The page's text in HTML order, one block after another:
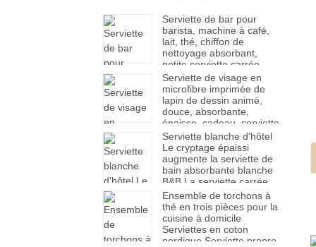
Serviette de bar pour
barista, machine à café,
lait, thé, chiffon de
nettoyage absorbant,
petite serviette carrée
blanche, serviette à main
Serviette de visage en
microfibre imprimée de
lapin de dessin animé,
douce, absorbante,
épaisse, cadeau, serviette
sèche pour cheveux,
vente en gros, usine
Serviette blanche d'hôtel
Le cryptage épaissi
augmente la serviette de
bain absorbante blanche
B&B La serviette carrée
ne perd pas ses cheveux
Ensemble de torchons à
thé en trois pièces pour la
cuisine à domicile
Serviettes en coton
nordique Serviette propre